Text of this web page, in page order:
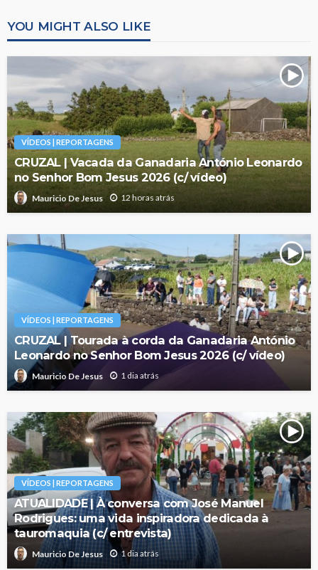
YOU MIGHT ALSO LIKE
VÍDEOS | REPORTAGENS
CRUZAL | Vacada da Ganadaria António Leonardo
no Senhor Bom Jesus 2026 (c/ vídeo)
Mauricio De Jesus 12 horas atrás
VÍDEOS | REPORTAGENS
CRUZAL | Tourada à corda da Ganadaria António
Leonardo no Senhor Bom Jesus 2026 (c/ vídeo)
Mauricio De Jesus 1 dia atrás
VÍDEOS | REPORTAGENS
ATUALIDADE | À conversa com José Manuel
Rodrigues: uma vida inspiradora dedicada à
tauromaquia (c/ entrevista)
Mauricio De Jesus 1 dia atrás